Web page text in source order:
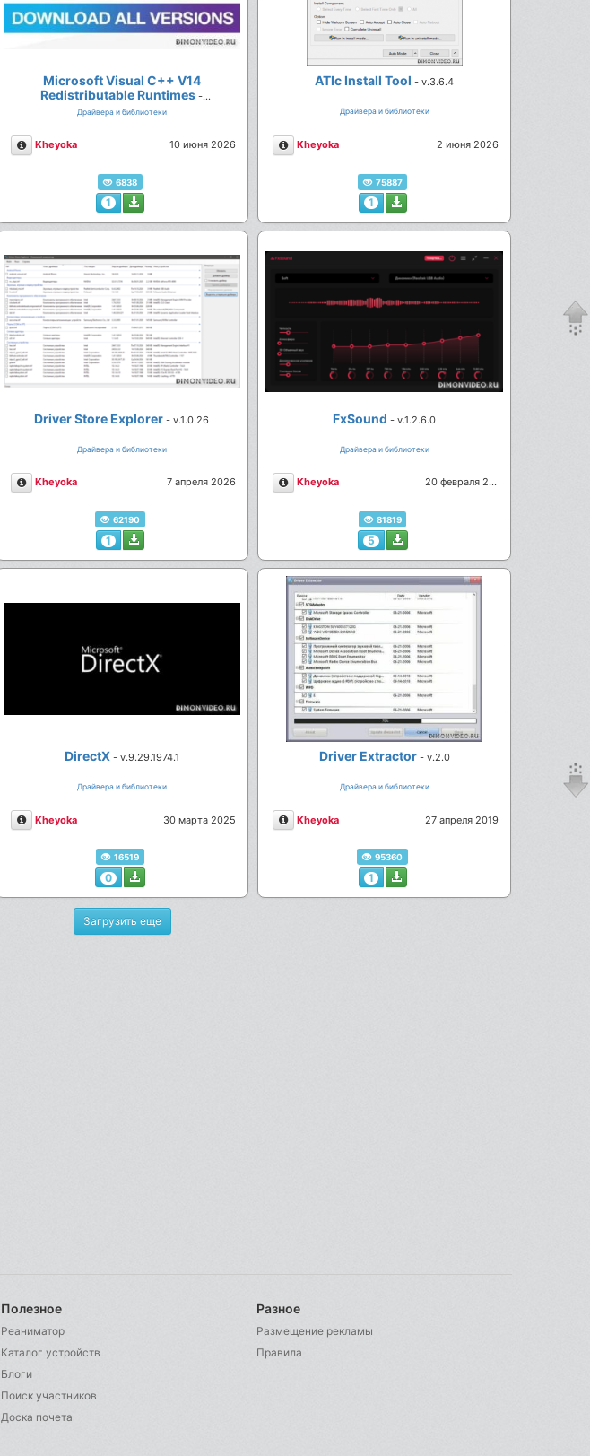
Microsoft Visual C++ V14
Redistributable Runtimes -
v.14.51.36247.0
Драйвера и библиотеки
Описание
Kheyoka 10 июня 2026
6838
1
ATIc Install Tool - v.3.6.4
Драйвера и библиотеки
Описание
Kheyoka 2 июня 2026
75887
1
Driver Store Explorer - v.1.0.26
Драйвера и библиотеки
Описание
Kheyoka 7 апреля 2026
62190
1
FxSound - v.1.2.6.0
Драйвера и библиотеки
Описание
Kheyoka 20 февраля 2026
81819
5
DirectX- v.9.29.1974.1
Драйвера и библиотеки
Описание
Kheyoka 30 марта 2025
16519
0
Driver Extractor- v.2.0
Драйвера и библиотеки
Описание
Kheyoka 27 апреля 2019
95360
1
Загрузить еще
Полезное
Реаниматор
Каталог устройств
Блоги
Поиск участников
Доска почета
Разное
Размещение рекламы
Правила